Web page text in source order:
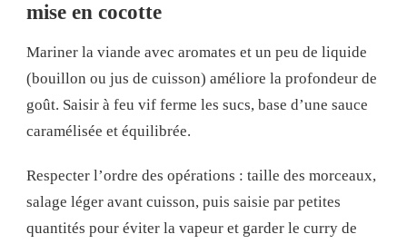
mise en cocotte
Mariner la viande avec aromates et un peu de liquide
(bouillon ou jus de cuisson) améliore la profondeur de
goût. Saisir à feu vif ferme les sucs, base d’une sauce
caramélisée et équilibrée.
Respecter l’ordre des opérations : taille des morceaux,
salage léger avant cuisson, puis saisie par petites
quantités pour éviter la vapeur et garder le curry de